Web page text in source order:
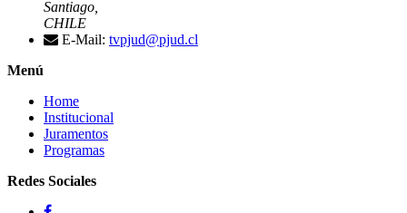
Santiago,
CHILE
E-Mail: tvpjud@pjud.cl
Menú
Home
Institucional
Juramentos
Programas
Redes Sociales